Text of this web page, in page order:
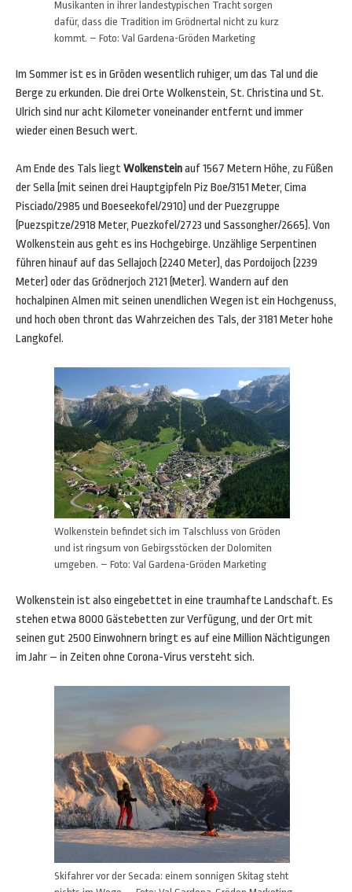
Musikanten in ihrer landestypischen Tracht sorgen
dafür, dass die Tradition im Grödnertal nicht zu kurz
kommt. – Foto: Val Gardena-Gröden Marketing
Im Sommer ist es in Gröden wesentlich ruhiger, um das Tal und die
Berge zu erkunden. Die drei Orte Wolkenstein, St. Christina und St.
Ulrich sind nur acht Kilometer voneinander entfernt und immer
wieder einen Besuch wert.
Am Ende des Tals liegtWolkensteinauf 1567 Metern Höhe, zu Füßen
der Sella (mit seinen drei Hauptgipfeln Piz Boe/3151 Meter, Cima
Pisciado/2985 und Boeseekofel/2910) und der Puezgruppe
(Puezspitze/2918 Meter, Puezkofel/2723 und Sassongher/2665). Von
Wolkenstein aus geht es ins Hochgebirge. Unzählige Serpentinen
führen hinauf auf das Sellajoch (2240 Meter), das Pordoijoch (2239
Meter) oder das Grödnerjoch 2121 (Meter). Wandern auf den
hochalpinen Almen mit seinen unendlichen Wegen ist ein Hochgenuss,
und hoch oben thront das Wahrzeichen des Tals, der 3181 Meter hohe
Langkofel.
Wolkenstein befindet sich im Talschluss von Gröden
und ist ringsum von Gebirgsstöcken der Dolomiten
umgeben. – Foto: Val Gardena-Gröden Marketing
Wolkenstein ist also eingebettet in eine traumhafte Landschaft. Es
stehen etwa 8000 Gästebetten zur Verfügung, und der Ort mit
seinen gut 2500 Einwohnern bringt es auf eine Million Nächtigungen
im Jahr – in Zeiten ohne Corona-Virus versteht sich.
Skifahrer vor der Secada: einem sonnigen Skitag steht